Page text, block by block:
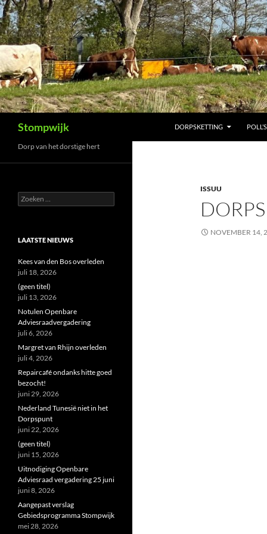
Ga
naar
de
inhoud
Stompwijk DORPSKETTING POLL’S
ISSUU
NOVEMBER 14,
Dorp van het dorstige hert
Zoeken
naar:
LAATSTE NIEUWS
Kees van den Bos overleden
juli 18, 2026
(geen titel)
juli 13, 2026
Notulen Openbare
Adviesraadvergadering
juli 6, 2026
Margret van Rhijn overleden
juli 4, 2026
Repaircafé ondanks hitte goed
bezocht!
juni 29, 2026
Nederland Tunesië niet in het
Dorpspunt
juni 22, 2026
(geen titel)
juni 15, 2026
Uitnodiging Openbare
Adviesraad vergadering 25 juni
juni 8, 2026
Aangepast verslag
Gebiedsprogramma Stompwijk
mei 28, 2026